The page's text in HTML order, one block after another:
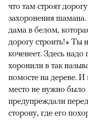
что там строят
захоронения шамана.
дама в белом,
дорогу строить!» Ты
коченеет. Здесь
хоронили в так
помосте на дереве. И
место не нужно
предупреждали
сторону, где его